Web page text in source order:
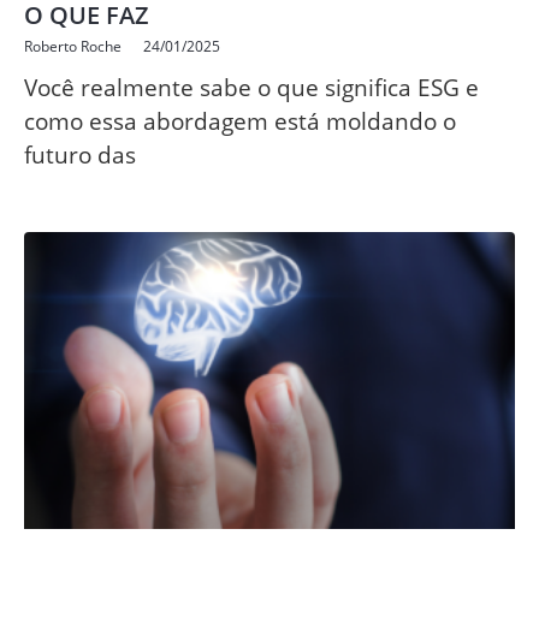
O QUE FAZ
Roberto Roche 24/01/2025
Você realmente sabe o que significa ESG e
como essa abordagem está moldando o
futuro das